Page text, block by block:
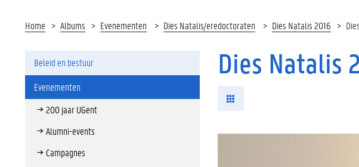
Home Albums Evenementen Dies Natalis/eredoctoraten Dies Natalis 2016
Beleid en bestuur
Evenementen
200 jaar UGent
Alumni-events
Campagnes
Dies Natalis